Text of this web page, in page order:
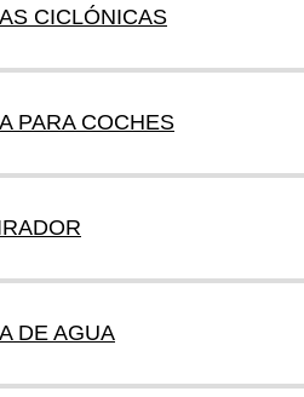
CICLÓNICAS
PARA COCHES
DE AGUA